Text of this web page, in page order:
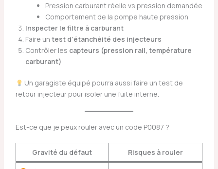
Pression carburant réelle vs pression demandée
Comportement de la pompe haute pression
Inspecter le filtre à carburant
Faire un test d’étanchéité des injecteurs
Contrôler les capteurs (pression rail, température
carburant)
Un garagiste équipé pourra aussi faire un test de
retour injecteur pour isoler une fuite interne.
Est-ce que je peux rouler avec un code P0087 ?
Gravité du défaut Risques à rouler